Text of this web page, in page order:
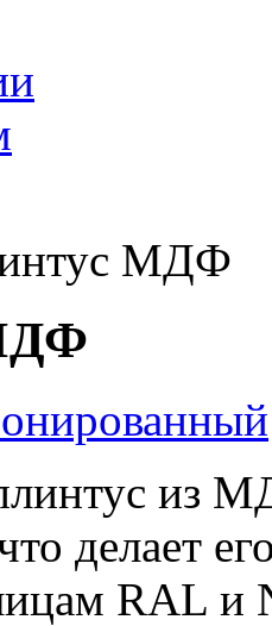
МДФ
из
делает
RAL и